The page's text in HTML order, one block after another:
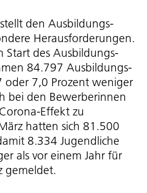
den Ausbil­dungs­
Heraus­for­de­rungen.
Start des Ausbil­dungs­
84.797 Ausbil­dungs­
oder 7,0 Prozent weniger
bei den Bewerberinnen
Effekt zu
hatten sich 81.500
8.334 Jugendliche
als vor einem Jahr für
gemeldet.